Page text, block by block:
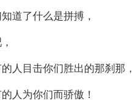
道了什么是拼搏，
人目击你们胜出的那刹那，
人为你们而骄傲！